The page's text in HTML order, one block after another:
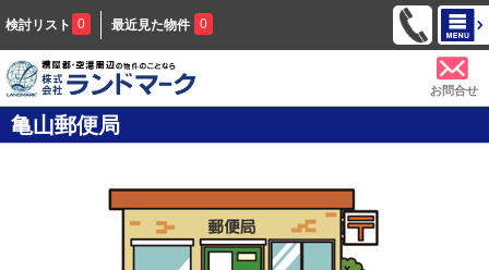
検討リスト 0 最近見た物件 0
お問合せ
亀山郵便局